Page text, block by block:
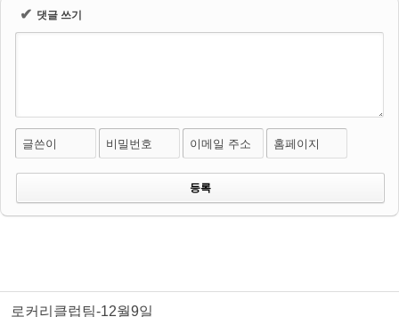
✔ 댓글 쓰기
글쓴이 비밀번호 이메일 주소 홈페이지
로커리클럽팀-12월9일